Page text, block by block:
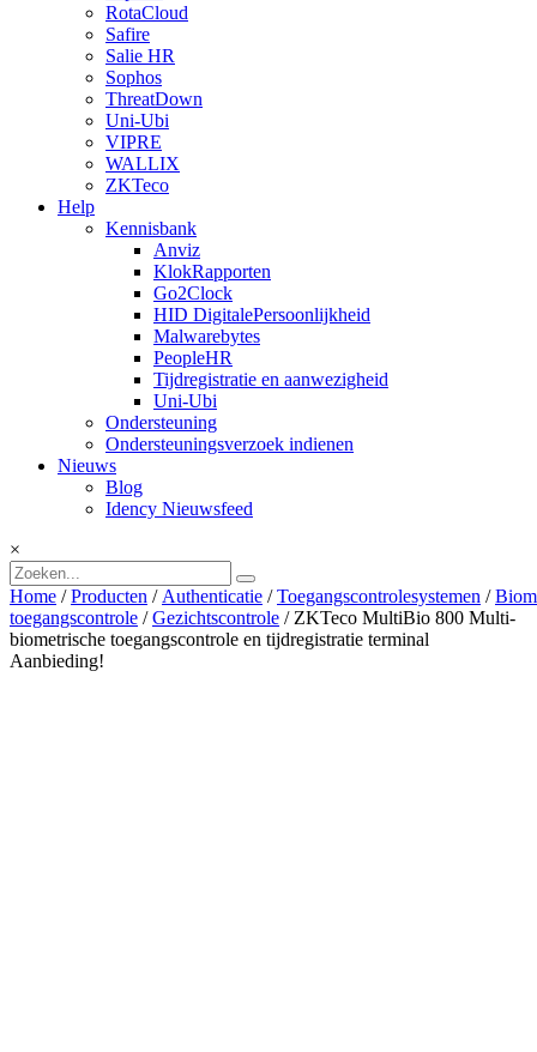
RotaCloud
Safire
Salie HR
Sophos
ThreatDown
Uni-Ubi
VIPRE
WALLIX
ZKTeco
Help
Kennisbank
Anviz
KlokRapporten
Go2Clock
HID DigitalePersoonlijkheid
Malwarebytes
PeopleHR
Tijdregistratie en aanwezigheid
Uni-Ubi
Ondersteuning
Ondersteuningsverzoek indienen
Nieuws
Blog
Idency Nieuwsfeed
×
Home /Producten /Authenticatie /Toegangscontrolesystemen /
toegangscontrole /Gezichtscontrole / ZKTeco MultiBio 800 Multi-
biometrische toegangscontrole en tijdregistratie terminal
Aanbieding!